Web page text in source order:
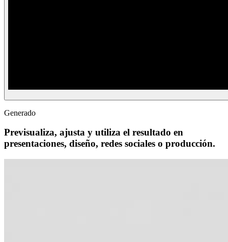
Generado
Previsualiza, ajusta y utiliza el resultado en
presentaciones, diseño, redes sociales o producción.